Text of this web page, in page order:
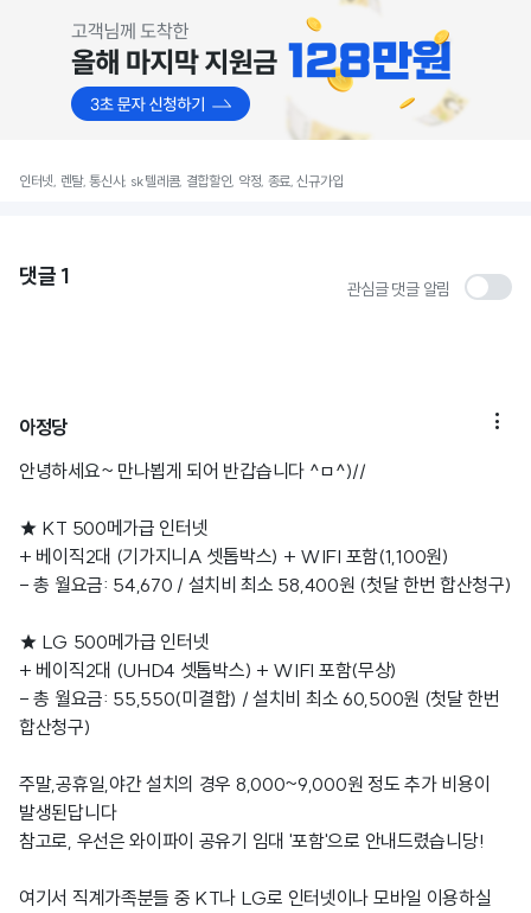
인터넷, 렌탈, 통신사, sk텔레콤, 결합할인, 약정, 종료, 신규가입
댓글 1 관심글 댓글 알림
아정당 
안녕하세요~ 만나뵙게 되어 반갑습니다 ^ㅁ^)//
★ KT 500메가급 인터넷
+ 베이직2대 (기가지니A 셋톱박스) + WIFI 포함(1,100원)
- 총 월요금: 54,670 / 설치비 최소 58,400원 (첫달 한번 합산청구)
★ LG 500메가급 인터넷
+ 베이직2대 (UHD4 셋톱박스) + WIFI 포함(무상)
- 총 월요금: 55,550(미결합) / 설치비 최소 60,500원 (첫달 한번
합산청구)
주말,공휴일,야간 설치의 경우 8,000~9,000원 정도 추가 비용이
발생된답니다
참고로, 우선은 와이파이 공유기 임대 '포함'으로 안내드렸습니당!
여기서 직계가족분들 중 KT나 LG로 인터넷이나 모바일 이용하실